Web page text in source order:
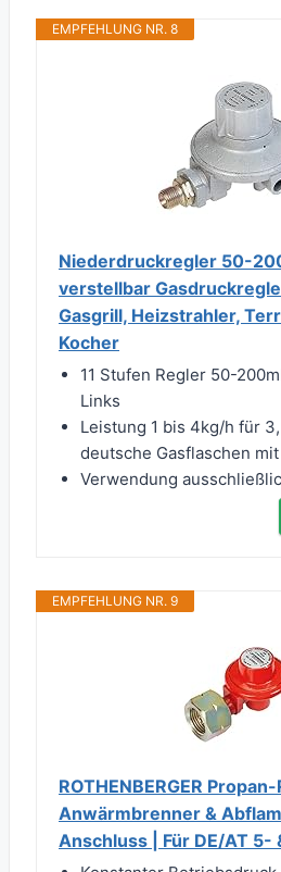
EMPFEHLUNG NR. 8
Niederdruckregler 50-
verstellbar
Gasgrill, Heizstrahler,
Kocher
11 Stufen Regler 50-
Links
Leistung 1 bis 4kg/h für
deutsche Gasflaschen mit
Verwendung
EMPFEHLUNG NR. 9
ROTHENBERGER
Anwärmbrenner &
Anschluss | Für DE/AT 5-